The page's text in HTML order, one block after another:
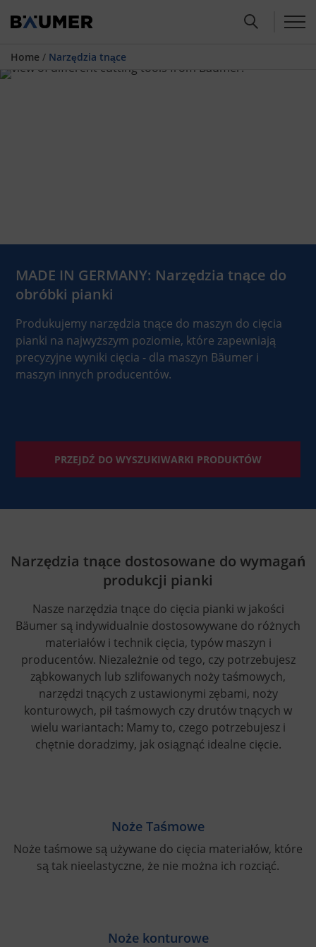
Home / Narzędzia tnące
MADE IN GERMANY: Narzędzia tnące do
obróbki pianki
Produkujemy narzędzia tnące do maszyn do cięcia
pianki na najwyższym poziomie, które zapewniają
precyzyjne wyniki cięcia - dla maszyn Bäumer i
maszyn innych producentów.
PRZEJDŹ DO WYSZUKIWARKI PRODUKTÓW
Narzędzia tnące dostosowane do wymagań
produkcji pianki
Nasze narzędzia tnące do cięcia pianki w jakości
Bäumer są indywidualnie dostosowywane do różnych
materiałów i technik cięcia, typów maszyn i
producentów. Niezależnie od tego, czy potrzebujesz
ząbkowanych lub szlifowanych noży taśmowych,
narzędzi tnących z ustawionymi zębami, noży
konturowych, pił taśmowych czy drutów tnących w
wielu wariantach: Mamy to, czego potrzebujesz i
chętnie doradzimy, jak osiągnąć idealne cięcie.
Noże Taśmowe
Noże taśmowe są używane do cięcia materiałów, które
są tak nieelastyczne, że nie można ich rozciąć.
Noże konturowe